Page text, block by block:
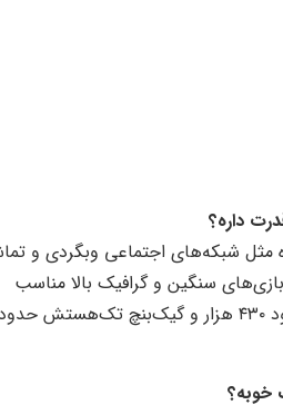
داره؟
مثل شبکه‌های اجتماعی وبگردی و
بازی‌های سنگین و گرافیک بالا مناسب
نیست امتیاز آنتوتوش حدود ۴۳۰ هزار و گیک‌بنچ تک‌هستش